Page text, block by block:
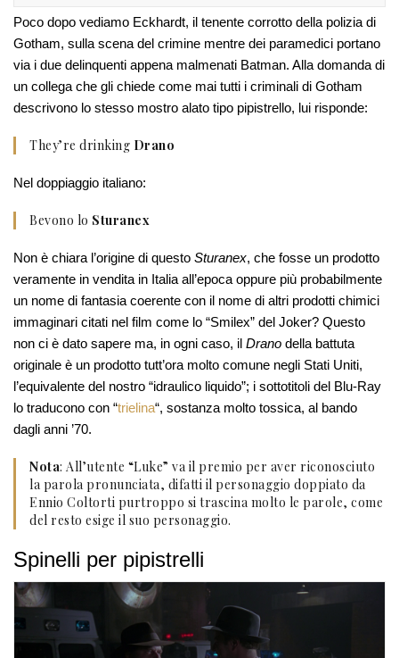
Poco dopo vediamo Eckhardt, il tenente corrotto della polizia di
Gotham, sulla scena del crimine mentre dei paramedici portano
via i due delinquenti appena malmenati Batman. Alla domanda di
un collega che gli chiede come mai tutti i criminali di Gotham
descrivono lo stesso mostro alato tipo pipistrello, lui risponde:
They’re drinking Drano
Nel doppiaggio italiano:
Bevono lo Sturanex
Non è chiara l’origine di questo Sturanex, che fosse un prodotto
veramente in vendita in Italia all’epoca oppure più probabilmente
un nome di fantasia coerente con il nome di altri prodotti chimici
immaginari citati nel film come lo “Smilex” del Joker? Questo
non ci è dato sapere ma, in ogni caso, il Drano della battuta
originale è un prodotto tutt’ora molto comune negli Stati Uniti,
l’equivalente del nostro “idraulico liquido”; i sottotitoli del Blu-Ray
lo traducono con “trielina“, sostanza molto tossica, al bando
dagli anni ’70.
Nota: All’utente “Luke” va il premio per aver riconosciuto
la parola pronunciata, difatti il personaggio doppiato da
Ennio Coltorti purtroppo si trascina molto le parole, come
del resto esige il suo personaggio.
Spinelli per pipistrelli